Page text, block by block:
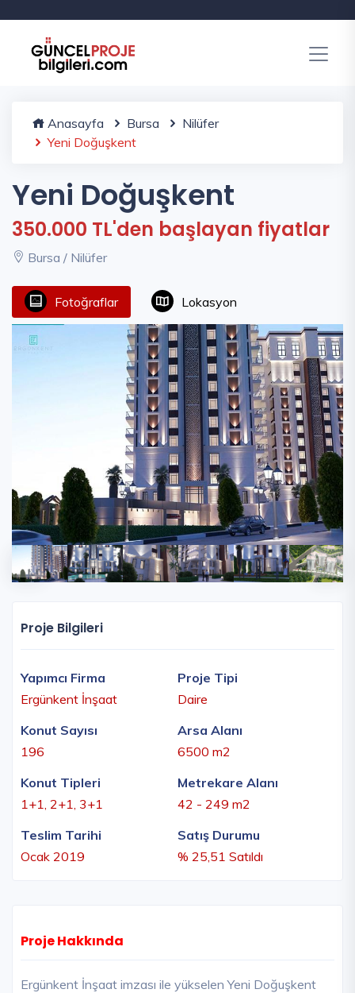
Anasayfa Bursa
Nilüfer
Yeni Doğuşkent
Yeni Doğuşkent
350.000 TL'den başlayan fiyatlar
Bursa / Nilüfer
Fotoğraflar Lokasyon
Proje Bilgileri
Yapımcı Firma
Ergünkent İnşaat
Proje Tipi
Daire
Konut Sayısı
196
Arsa Alanı
6500 m2
Konut Tipleri
1+1, 2+1, 3+1
Metrekare Alanı
42 - 249 m2
Teslim Tarihi
Ocak 2019
Satış Durumu
% 25,51 Satıldı
Proje Hakkında
Ergünkent İnşaat imzası ile yükselen Yeni Doğuşkent